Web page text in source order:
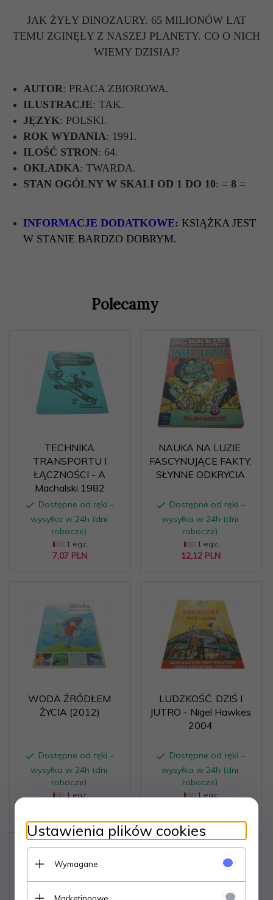
JAK ŻYŁY DINOZAURY. 65 MILIONÓW LAT
TEMU ZGINĘŁY Z NASZEJ PLANETY. CO O NICH
WIEMY DZISIAJ?
AUTOR: PRACA ZBIOROWA.
ILUSTRACJE: TAK.
JĘZYK: POLSKI.
ROK WYDANIA: 1991.
ILOŚĆ STRON: 64.
OKŁADKA: TWARDA.
STAN OGÓLNY W SKALI OD 1 DO 10: = 8 =
INFORMACJE DODATKOWE: KSIĄŻKA JEST
W STANIE BARDZO DOBRYM.
Polecamy
TECHNIKA
TRANSPORTU I
ŁĄCZNOŚCI - A
Machalski 1982
Dostępne od ręki –
wysyłka w 24h (dni
robocze)
1 egz.
7,07 PLN
NAUKA NA LUZIE.
FASCYNUJĄCE FAKTY.
SŁYNNE ODKRYCIA
Dostępne od ręki –
wysyłka w 24h (dni
robocze)
1 egz.
12,12 PLN
WODA ŹRÓDŁEM
ŻYCIA (2012)
Dostępne od ręki –
wysyłka w 24h (dni
robocze)
1 egz.
LUDZKOŚĆ. DZIŚ I
JUTRO - Nigel Hawkes
2004
Dostępne od ręki –
wysyłka w 24h (dni
robocze)
1 egz.
Ustawienia plików cookies
Wymagane
Marketingowe